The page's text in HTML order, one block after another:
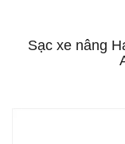
Sạc xe nâng